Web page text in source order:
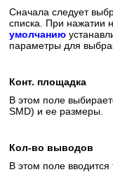
Сначала следует
списка. При нажатии
умолчанию
параметры для
Конт. площадка
В этом поле
SMD) и ее размеры
Кол-во выводов
В этом поле вводится